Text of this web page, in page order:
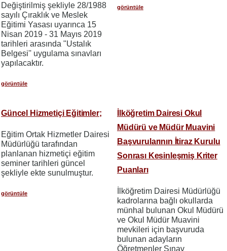
Değiştirilmiş şekliyle 28/1988
sayılı Çıraklık ve Meslek
Eğitimi Yasası uyarınca 15
Nisan 2019 - 31 Mayıs 2019
tarihleri arasında "Ustalık
Belgesi'' uygulama sınavları
yapılacaktır.
görüntüle
görüntüle
Güncel Hizmetiçi Eğitimler;
Eğitim Ortak Hizmetler Dairesi
Müdürlüğü tarafından
planlanan hizmetiçi eğitim
seminer tarihleri güncel
şekliyle ekte sunulmuştur.
görüntüle
İlköğretim Dairesi Okul
Müdürü ve Müdür Muavini
Başvurularının İtiraz Kurulu
Sonrası Kesinleşmiş Kriter
Puanları
İlköğretim Dairesi Müdürlüğü
kadrolarına bağlı okullarda
münhal bulunan Okul Müdürü
ve Okul Müdür Muavini
mevkileri için başvuruda
bulunan adayların
Öğretmenler Sınav